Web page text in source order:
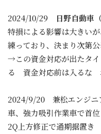
2024/10/29
日野自動車
特損による影響は大きい
練っており、決まり次第
→この資金対応が出たタ
る 資金対応前は入るな
2024/9/20 兼松エンジニ
車、強力吸引作業車で首
2Q上方修正で通期据置